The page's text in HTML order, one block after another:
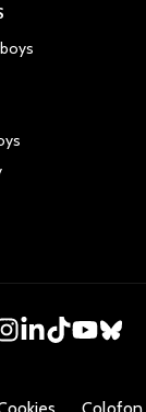
Colofon.